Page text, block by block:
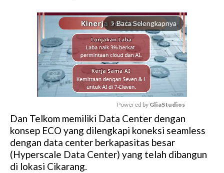
arrow_forward_ios Baca Selengkapnya
M
u
t
e
Powered by GliaStudios
Dan Telkom memiliki Data Center dengan
konsep ECO yang dilengkapi koneksi seamless
dengan data center berkapasitas besar
(Hyperscale Data Center) yang telah dibangun
di lokasi Cikarang.